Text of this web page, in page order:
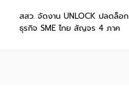
สสว. จัดงาน UNLOCK ปลดล็อก
ธุรกิจ SME ไทย สัญจร 4 ภาค